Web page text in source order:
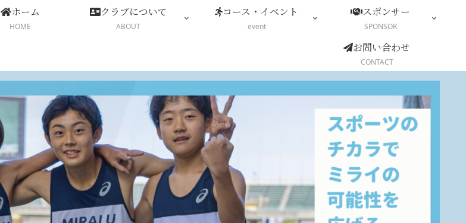
ホーム
HOME
クラブについて
ABOUT
コース・イベント
event
スポンサー
SPONSOR
お問い合わせ
CONTACT